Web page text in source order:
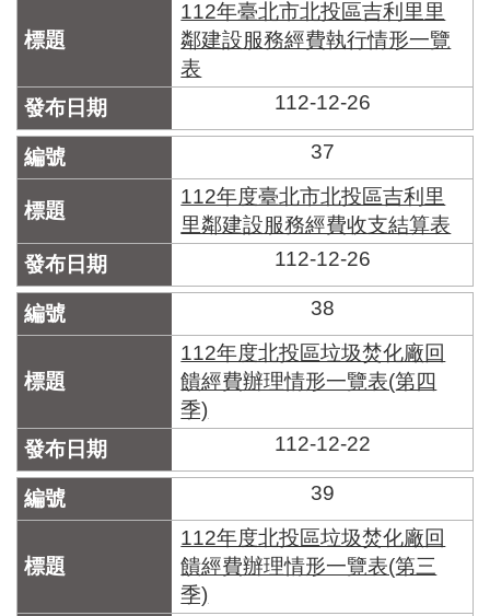
112年臺北市北投區吉利里里
鄰建設服務經費執行情形一覽
表
112-12-26
37
112年度臺北市北投區吉利里
里鄰建設服務經費收支結算表
112-12-26
38
112年度北投區垃圾焚化廠回
饋經費辦理情形一覽表(第四
季)
112-12-22
39
112年度北投區垃圾焚化廠回
饋經費辦理情形一覽表(第三
季)